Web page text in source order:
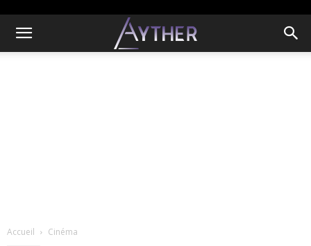
Accueil Cinéma